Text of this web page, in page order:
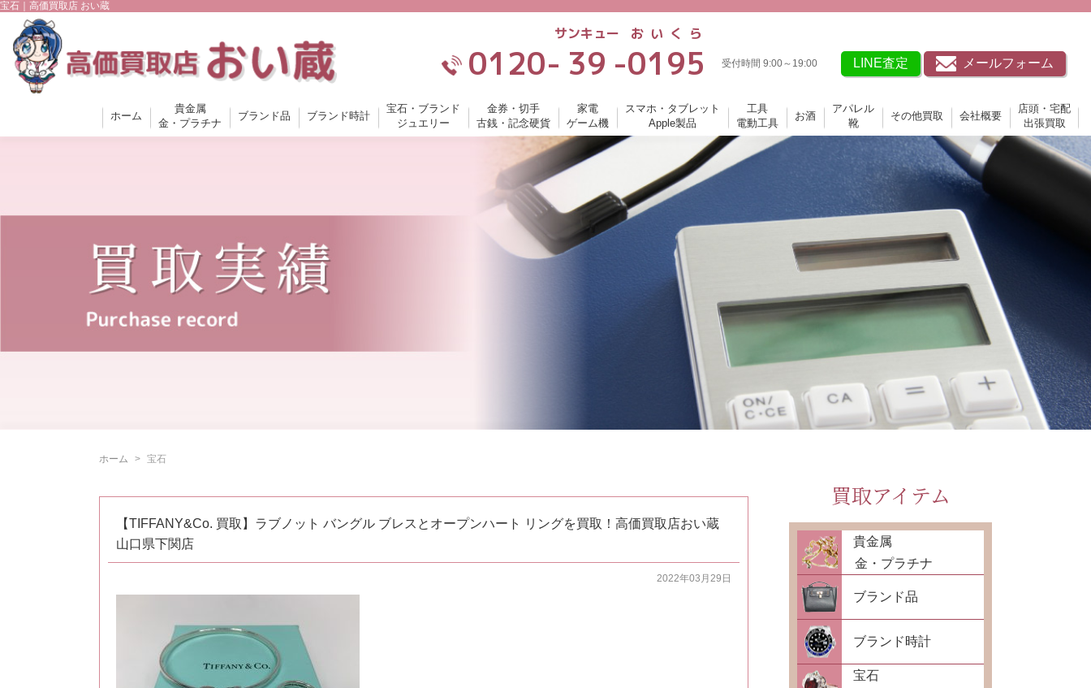
宝石｜高価買取店 おい蔵
0120- 39
サンキュー
-0195
おいくら
受付時間 9:00～19:00 LINE査定 メールフォーム
ホーム
貴金属
金・プラチナ
ブランド品 ブランド時計
宝石・ブランド
ジュエリー
金券・切手
古銭・記念硬貨
家電
ゲーム機
スマホ・タブレット
Apple製品
工具
電動工具
お酒
アパレル
靴
その他買取 会社概要
店頭・宅配
出張買取
ホーム 宝石
【TIFFANY&Co. 買取】ラブノット バングル ブレスとオープンハート リングを買取！高価買取店おい蔵
山口県下関店
2022年03月29日
買取アイテム
貴金属
金・プラチナ
ブランド品
ブランド時計
宝石